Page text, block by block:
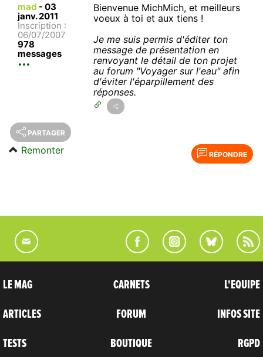
mad - 03
janv. 2011
Inscription :
06/07/2007
978
messages
Bienvenue MichMich, et meilleurs
voeux à toi et aux tiens !
Je me suis permis d'éditer ton
message de présentation en
renvoyant le détail de ton projet
au forum "Voyager sur l'eau" afin
d'éviter l'éparpillement des
réponses.
PARTAGER
RÉPONDRE
Remonter
LE MAG
ARTICLES
TESTS
CARNETS
FORUM
BOUTIQUE
L'EQUIPE
INFOS SITE
RGPD